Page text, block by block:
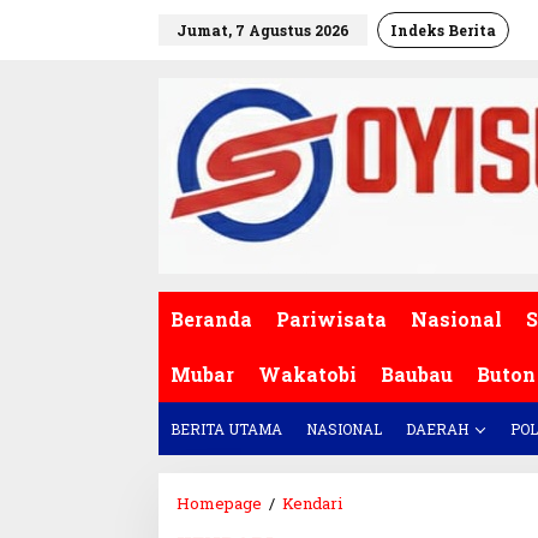
Jumat, 7 Agustus 2026 Indeks Berita
Beranda Pariwisata Nasional
Mubar Wakatobi Baubau Buton
BERITA UTAMA NASIONAL DAERAH
Homepage / Kendari